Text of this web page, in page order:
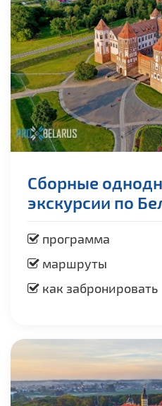
Сборные
экскурсии по
программа
маршруты
как забронировать